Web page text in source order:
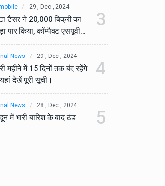
29 , Dec , 2024
टैसर ने 20,000 बिक्री का
पार किया, कॉम्पैक्ट एसयूवी
में मजबूत प्रभाव डाला।
3
News 29 , Dec , 2024
महीने में 15 दिनों तक बंद रहेंगे
देखें पूरी सूची।
4
News 28 , Dec , 2024
में भारी बारिश के बाद ठंड
5